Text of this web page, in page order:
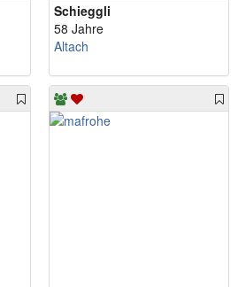
Schieggli
58 Jahre
Altach